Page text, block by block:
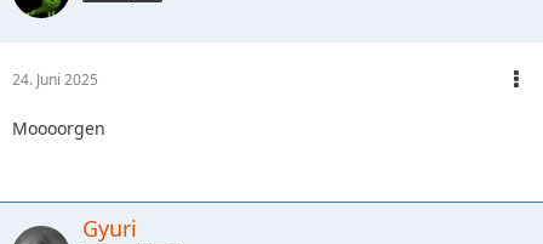
24. Juni 2025
Moooorgen
Gyuri